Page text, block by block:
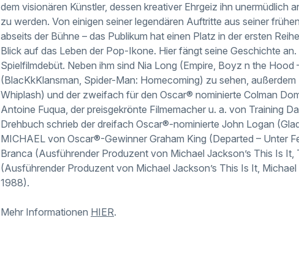
dem visionären Künstler, dessen kreativer Ehrgeiz ihn unermüdlich
zu werden. Von einigen seiner legendären Auftritte aus seiner
abseits der Bühne – das Publikum hat einen Platz in der ersten
Blick auf das Leben der Pop-Ikone. Hier fängt seine Geschichte
Spielfilmdebüt. Neben ihm sind Nia Long (Empire, Boyz n the Hood
(BlacKkKlansman, Spider-Man: Homecoming) zu sehen,
Whiplash) und der zweifach für den Oscar® nominierte Colman
Antoine Fuqua, der preisgekrönte Filmemacher u. a. von Training
Drehbuch schrieb der dreifach Oscar®-nominierte John Logan
MICHAEL von Oscar®-Gewinner Graham King (Departed – Unter
Branca (Ausführender Produzent von Michael Jackson’s This Is It,
(Ausführender Produzent von Michael Jackson’s This Is It,
1988).
Mehr Informationen HIER.